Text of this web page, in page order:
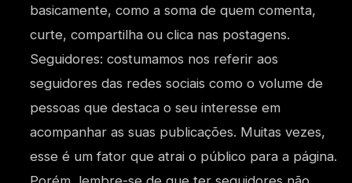
basicamente, como a soma de quem comenta,
curte, compartilha ou clica nas postagens.
Seguidores: costumamos nos referir aos
seguidores das redes sociais como o volume de
pessoas que destaca o seu interesse em
acompanhar as suas publicações. Muitas vezes,
esse é um fator que atrai o público para a página.